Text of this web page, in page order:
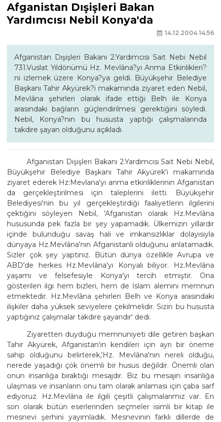
Afganistan Dışişleri Bakan
Yardımcısı Nebil Konya'da
14.12.2004 14:56
Afganistan Dışişleri Bakanı 2.Yardımcısı Sait Nebi Nebil
731.Vuslat Yıldönümü Hz. Mevlâna?yı Anma Etkinlikleri?
ni izlemek üzere Konya?ya geldi. Büyükşehir Belediye
Başkanı Tahir Akyürek?i makamında ziyaret eden Nebil,
Mevlâna şehirleri olarak ifade ettiği Belh ile Konya
arasındaki bağların güçlendirilmesi gerektiğini söyledi.
Nebil, Konya?nın bu hususta yaptığı çalışmalarında
takdire şayan olduğunu açıkladı.
Afganistan Dışişleri Bakanı 2.Yardımcısı Sait Nebi Nebil,
Büyükşehir Belediye Başkanı Tahir Akyürek'i makamında
ziyaret ederek Hz:Mevlana'yı anma etkinliklerinin Afganistan
da gerçekleştirilmesi için taleplerini iletti. Büyükşehir
Belediyesi'nin bu yıl gerçekleştirdiği faaliyetlerin ilgilerini
çektiğini söyleyen Nebil, 'Afganistan olarak Hz.Mevlâna
hususunda pek fazla bir şey yapamadık. Ülkemizin yıllardır
içinde bulunduğu savaş hali ve imkansızlıklar dolayısıyla
dünyaya Hz.Mevlâna'nın Afganistanlı olduğunu anlatamadık.
Sizler çok şey yaptınız. Bütün dünya özellikle Avrupa ve
ABD'de herkes Hz.Mevlâna'yı Konyalı biliyor. Hz.Mevlâna
yaşamı ve felsefesiyle Konya'yı tercih etmiştir. Ona
gösterilen ilgi hem bizleri, hem de İslam alemini memnun
etmektedir. Hz.Mevlâna şehirleri Belh ve Konya arasındaki
ilişkiler daha yüksek seviyelere çekilmelidir. Sizin bu hususta
yaptığınız çalışmalar takdire şayandır' dedi.
Ziyaretten duyduğu memnuniyeti dile getiren başkan
Tahir Akyürek, Afganistan'ın kendileri için ayrı bir öneme
sahip olduğunu belirterek,'Hz. Mevlâna'nın nereli olduğu,
nerede yaşadığı çök önemli bir husus değildir. Önemli olan
onun insanlığa bıraktığı mesajdır. Biz bu mesajın insanlığa
ulaşması ve insanların onu tam olarak anlaması için çaba sarf
ediyoruz. Hz.Mevlâna ile ilgili çeşitli çalışmalarımız var. En
son olarak bütün eserlerinden seçmeler isimli bir kitap ile
mesnevi şerhini yayımladık. Mesnevinin farklı dillerde de